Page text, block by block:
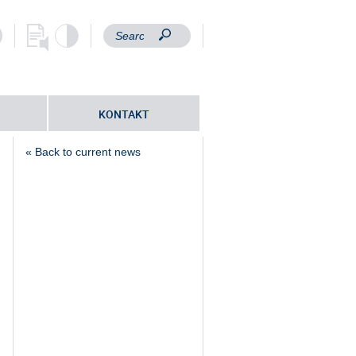
KONTAKT
« Back to current news